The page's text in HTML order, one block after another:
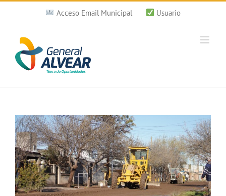
Saltar
contenido
Acceso Email Municipal Usuario
Ver
imagen
más
grande